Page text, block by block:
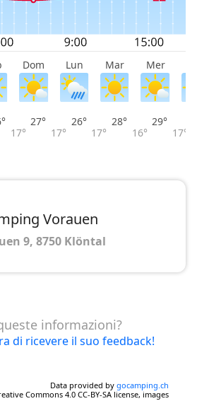
Dom Lun Mar Mer
17°
27°
17°
26°
17°
28°
16°
29°
17°
Vorauen
9, 8750 Klöntal
informazioni?
di ricevere il suo feedback!
Data provided by gocamping.ch
Commons 4.0 CC-BY-SA license, images